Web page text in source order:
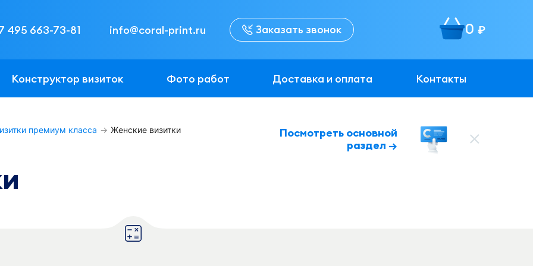
495 663-73-81 info@coral-print.ru Заказать звонок 0 руб.
Конструктор визиток Фото работ Доставка и оплата Контакты
премиум класса Женские визитки
Посмотреть основной
раздел →